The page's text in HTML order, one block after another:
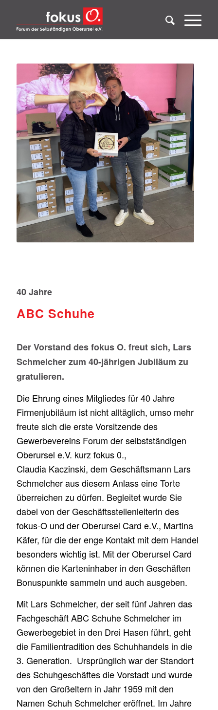
40 Jahre
ABC Schuhe
Der Vorstand des fokus O. freut sich, Lars
Schmelcher zum 40-jährigen Jubiläum zu
gratulieren.
Die Ehrung eines Mitgliedes für 40 Jahre
Firmenjubiläum ist nicht alltäglich, umso mehr
freute sich die erste Vorsitzende des
Gewerbevereins Forum der selbstständigen
Oberursel e.V. kurz fokus 0.,
Claudia Kaczinski, dem Geschäftsmann Lars
Schmelcher aus diesem Anlass eine Torte
überreichen zu dürfen. Begleitet wurde Sie
dabei von der Geschäftsstellenleiterin des
fokus-O und der Oberursel Card e.V., Martina
Käfer, für die der enge Kontakt mit dem Handel
besonders wichtig ist. Mit der Oberursel Card
können die Karteninhaber in den Geschäften
Bonuspunkte sammeln und auch ausgeben.
Mit Lars Schmelcher, der seit fünf Jahren das
Fachgeschäft ABC Schuhe Schmelcher im
Gewerbegebiet in den Drei Hasen führt, geht
die Familientradition des Schuhhandels in die
3. Generation. Ursprünglich war der Standort
des Schuhgeschäftes die Vorstadt und wurde
von den Großeltern in Jahr 1959 mit den
Namen Schuh Schmelcher eröffnet. Im Jahre